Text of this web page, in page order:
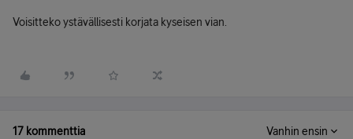
Voisitteko ystävällisesti korjata kyseisen vian.
17 kommenttia Vanhin ensin